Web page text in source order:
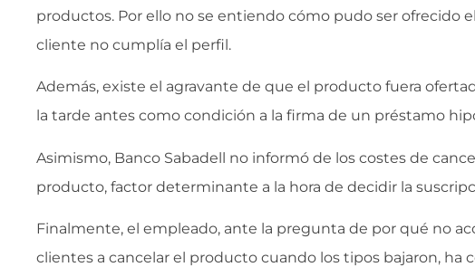
productos. Por ello no se entiendo cómo pudo ser ofrecido
cliente no cumplía el perfil.
Además, existe el agravante de que el producto fuera
la tarde antes como condición a la firma de un préstamo
Asimismo, Banco Sabadell no informó de los costes de
producto, factor determinante a la hora de decidir la
Finalmente, el empleado, ante la pregunta de por qué no
clientes a cancelar el producto cuando los tipos bajaron, ha